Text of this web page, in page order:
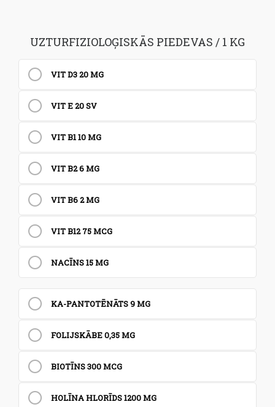
UZTURFIZIOLOĢISKĀS PIEDEVAS / 1 KG
VIT D3 20 MG
VIT E 20 SV
VIT B1 10 MG
VIT B2 6 MG
VIT B6 2 MG
VIT B12 75 MCG
NACĪNS 15 MG
KA-PANTOTĒNĀTS 9 MG
FOLIJSKĀBE 0,35 MG
BIOTĪNS 300 MCG
HOLĪNA HLORĪDS 1200 MG